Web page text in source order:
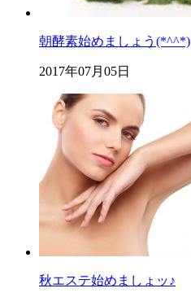
朝酵素始めましょう(*^^*)
2017年07月05日
秋エステ始めましょッ♪